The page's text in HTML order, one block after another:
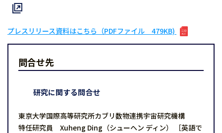
プレスリリース資料はこちら（PDFファイル 479KB)
問合せ先
研究に関する問合せ
東京大学国際高等研究所カブリ数物連携宇宙研究機構
特任研究員 Xuheng Ding（シューヘン ディン） ［英語で